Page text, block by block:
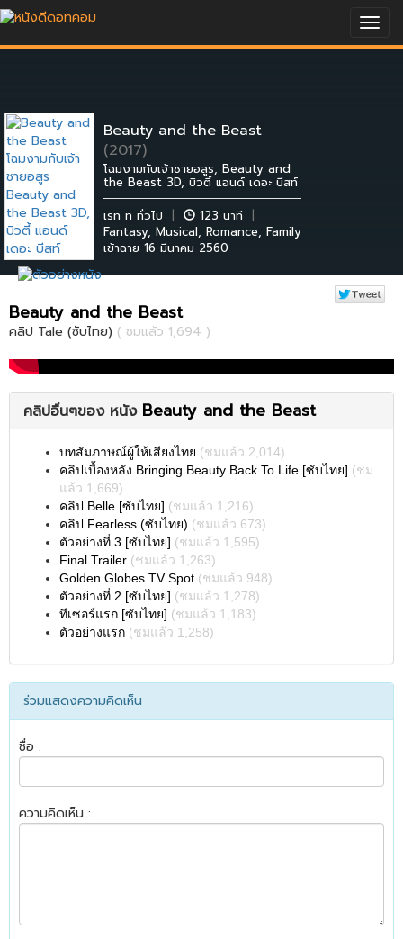
Beauty and the Beast
(2017)
โฉมงามกับเจ้าชายอสูร, Beauty and
the Beast 3D, บิวตี้ แอนด์ เดอะ บีสท์
เรท ท ทั่วไป
| 123 นาที
|
Fantasy, Musical, Romance, Family
เข้าฉาย 16 มีนาคม 2560
Beauty and the Beast
คลิป Tale (ซับไทย) ( ชมแล้ว 1,694 )
คลิปอื่นๆของ หนัง Beauty and the Beast
บทสัมภาษณ์ผู้ให้เสียงไทย (ชมแล้ว 2,014)
คลิปเบื้องหลัง Bringing Beauty Back To Life [ซับไทย] (ชม
แล้ว 1,669)
คลิป Belle [ซับไทย] (ชมแล้ว 1,216)
คลิป Fearless (ซับไทย) (ชมแล้ว 673)
ตัวอย่างที่ 3 [ซับไทย] (ชมแล้ว 1,595)
Final Trailer (ชมแล้ว 1,263)
Golden Globes TV Spot (ชมแล้ว 948)
ตัวอย่างที่ 2 [ซับไทย] (ชมแล้ว 1,278)
ทีเซอร์แรก [ซับไทย] (ชมแล้ว 1,183)
ตัวอย่างแรก (ชมแล้ว 1,258)
ร่วมแสดงความคิดเห็น
ชื่อ :
ความคิดเห็น :